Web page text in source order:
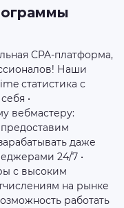
CPA-платформа,
Наши
статистика с
•
вебмастеру:
даже
24/7 •
с высоким
на рынке
работать